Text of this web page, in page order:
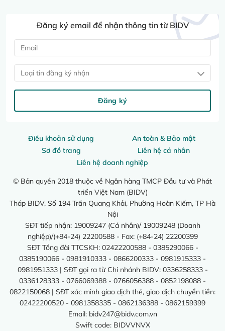
Điều khoản sử dụng
An toàn & Bảo mật
Sơ đồ trang
Liên hệ cá nhân
Liên hệ doanh nghiệp
© Bản quyền 2018 thuộc về Ngân hàng TMCP Đầu tư và Phát
triển Việt Nam (BIDV)
Tháp BIDV, Số 194 Trần Quang Khải, Phường Hoàn Kiếm, TP Hà
Nội
SĐT tiếp nhận: 19009247 (Cá nhân)/ 19009248 (Doanh
nghiệp)/(+84-24) 22200588 - Fax: (+84-24) 22200399
SĐT Tổng đài TTCSKH: 02422200588 - 0385290066 -
0385190066 - 0981910333 - 0866200333 - 0981915333 -
0981951333 | SĐT gọi ra từ Chi nhánh BIDV: 0336258333 -
0336128333 - 0766069388 - 0766056388 - 0852198088 -
0822150068 | SĐT xác minh giao dịch thẻ, giao dịch chuyển tiền:
02422200520 - 0981358335 - 0862136388 - 0862159399
Email: bidv247@bidv.com.vn
Swift code: BIDVVNVX
Đăng ký email để nhận thông tin từ BIDV
Loại tin đăng ký nhận
Đăng ký